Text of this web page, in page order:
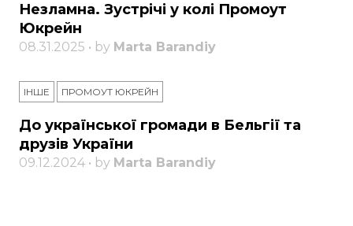
Незламна. Зустрічі у колі Промоут
Юкрейн
08.31.2025 • by Marta Barandiy
ІНШЕ ПРОМОУТ ЮКРЕЙН
До української громади в Бельгії та
друзів України
09.12.2024 • by Marta Barandiy